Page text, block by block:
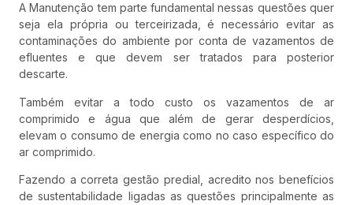
A Manutenção tem parte fundamental nessas questões quer
seja ela própria ou terceirizada, é necessário evitar as
contaminações do ambiente por conta de vazamentos de
efluentes e que devem ser tratados para posterior
descarte.
Também evitar a todo custo os vazamentos de ar
comprimido e água que além de gerar desperdícios,
elevam o consumo de energia como no caso específico do
ar comprimido.
Fazendo a correta gestão predial, acredito nos benefícios
de sustentabilidade ligadas as questões principalmente as